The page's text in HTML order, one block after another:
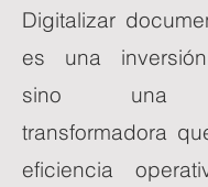
Digitalizar
es una
sino una
transformadora
eficiencia